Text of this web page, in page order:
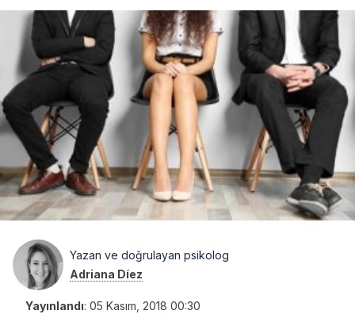
Yazan ve doğrulayan psikolog
Adriana Díez
Yayınlandı: 05 Kasım, 2018 00:30